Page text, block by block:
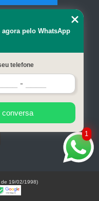
1
agora pelo WhatsApp
telefone
conversa
de 19/02/1998)